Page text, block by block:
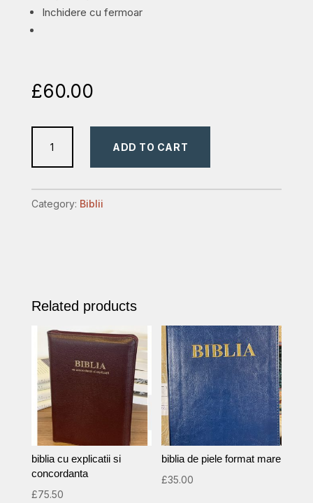
Inchidere cu fermoar
£60.00
marime
coperta
piele
maini
rugaciune,
cuvintele
lui
Isus
cu
rosu
quantity
ADD TO CART
Category: Biblii
Related products
biblia cu explicatii si
concordanta
£75.50
biblia de piele format mare
£35.00